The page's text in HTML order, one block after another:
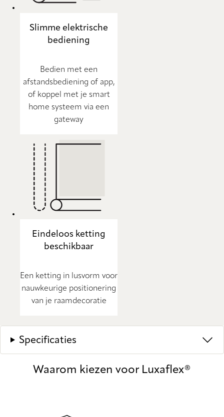
Slimme elektrische
bediening
Bedien met een
afstandsbediening of app,
of koppel met je smart
home systeem via een
gateway
Eindeloos ketting
beschikbaar
Een ketting in lusvorm voor
nauwkeurige positionering
van je raamdecoratie
Specificaties
Waarom kiezen voor Luxaflex®